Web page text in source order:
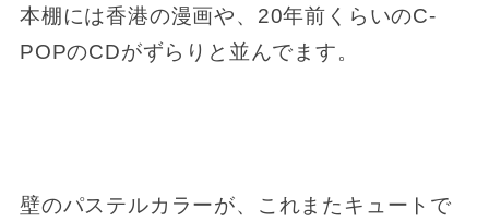
本棚には香港の漫画や、20年前くらいのC-
POPのCDがずらりと並んでます。
壁のパステルカラーが、これまたキュートで